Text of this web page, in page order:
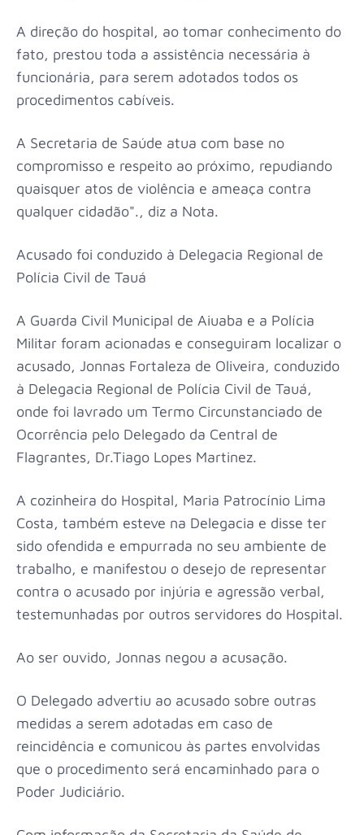
A direção do hospital, ao tomar conhecimento do
fato, prestou toda a assistência necessária à
funcionária, para serem adotados todos os
procedimentos cabíveis.
A Secretaria de Saúde atua com base no
compromisso e respeito ao próximo, repudiando
quaisquer atos de violência e ameaça contra
qualquer cidadão"., diz a Nota.
Acusado foi conduzido à Delegacia Regional de
Polícia Civil de Tauá
A Guarda Civil Municipal de Aiuaba e a Polícia
Militar foram acionadas e conseguiram localizar o
acusado, Jonnas Fortaleza de Oliveira, conduzido
à Delegacia Regional de Polícia Civil de Tauá,
onde foi lavrado um Termo Circunstanciado de
Ocorrência pelo Delegado da Central de
Flagrantes, Dr.Tiago Lopes Martinez.
A cozinheira do Hospital, Maria Patrocínio Lima
Costa, também esteve na Delegacia e disse ter
sido ofendida e empurrada no seu ambiente de
trabalho, e manifestou o desejo de representar
contra o acusado por injúria e agressão verbal,
testemunhadas por outros servidores do Hospital.
Ao ser ouvido, Jonnas negou a acusação.
O Delegado advertiu ao acusado sobre outras
medidas a serem adotadas em caso de
reincidência e comunicou às partes envolvidas
que o procedimento será encaminhado para o
Poder Judiciário.